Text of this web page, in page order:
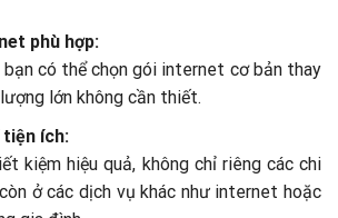
phù hợp:
bạn có thể chọn gói internet cơ bản thay
lớn không cần thiết.
tiện ích:
kiệm hiệu quả, không chỉ riêng các chi
ở các dịch vụ khác như internet hoặc